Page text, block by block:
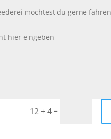
12 + 4=